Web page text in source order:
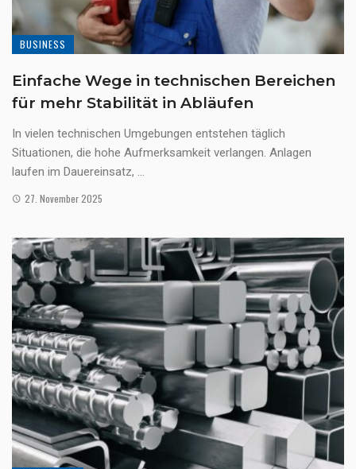
BUSINESS
Einfache Wege in technischen Bereichen
für mehr Stabilität in Abläufen
In vielen technischen Umgebungen entstehen täglich
Situationen, die hohe Aufmerksamkeit verlangen. Anlagen
laufen im Dauereinsatz, ...
27. November 2025